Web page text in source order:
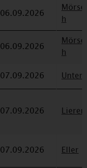
06.09.2026
h
06.09.2026
h
07.09.2026
07.09.2026
07.09.2026 Eller